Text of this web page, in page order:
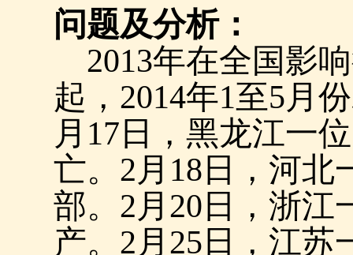
问题及分析：
2013年在全国影
起， 2014年1至5月
月 17 日，黑龙江一
亡。 2 月 18 日，河北
部。 2 月 20 日，浙江
产。 2 月 25 日，江苏